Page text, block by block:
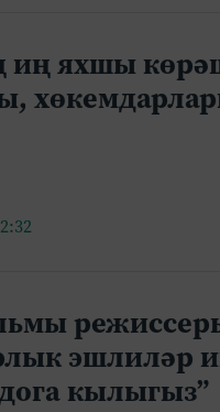
иң яхшы
эшлиләр
кылыгыз”